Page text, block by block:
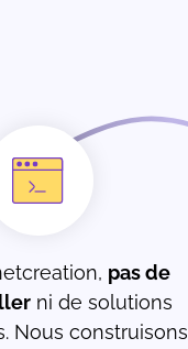
pas de
ni de solutions
Nous construisons